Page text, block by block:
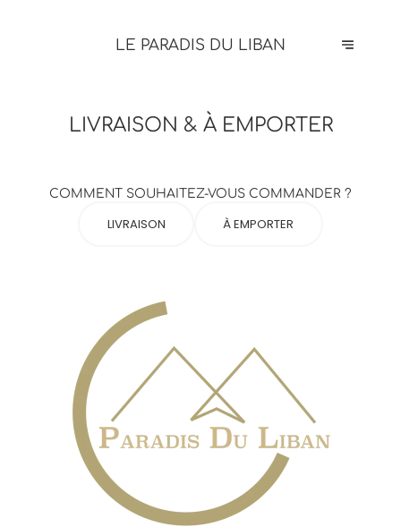
LE PARADIS DU LIBAN
LIVRAISON & À EMPORTER
COMMENT SOUHAITEZ-VOUS COMMANDER ?
LIVRAISON À EMPORTER